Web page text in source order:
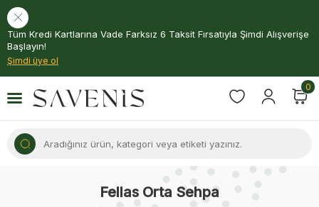
Tüm Kredi Kartlarına Vade Farksız 6 Taksit Fırsatıyla Şimdi Alışverişe
Başlayın!
Şimdi üye ol
0
Fellas Orta Sehpa